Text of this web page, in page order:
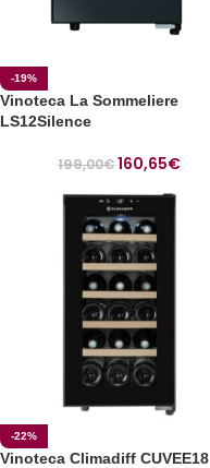
-19%
Vinoteca La Sommeliere
LS12Silence
199,00€160,65€
-22%
Vinoteca Climadiff CUVEE18